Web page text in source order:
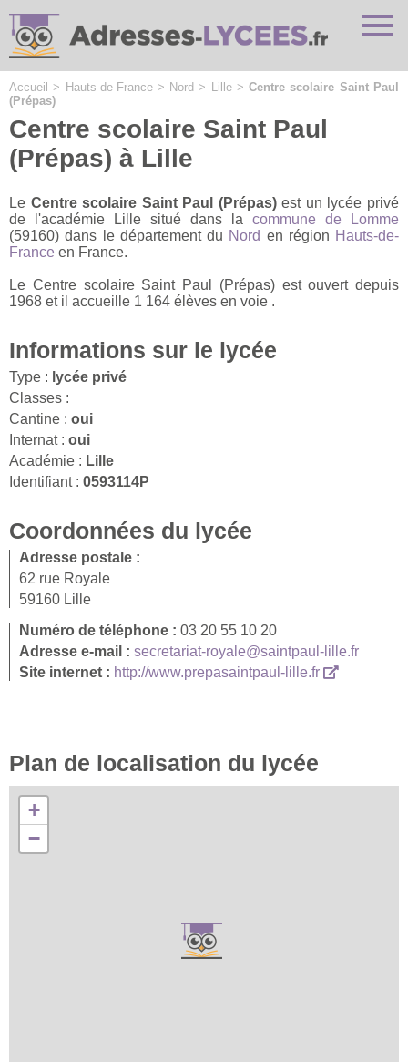
Accueil > Hauts-de-France> Nord > Lille>Centre scolaire Saint Paul
(Prépas)
Centre scolaire Saint Paul
(Prépas) à Lille
Le Centre scolaire Saint Paul (Prépas)est un lycée privé
de l'académie Lille situé dans la commune de Lomme
(59160) dans le département du Nord en région Hauts-de-
France en France.
Le Centre scolaire Saint Paul (Prépas) est ouvert depuis
1968 et il accueille 1 164 élèves en voie .
Informations sur le lycée
Type : lycée privé
Classes :
Cantine : oui
Internat : oui
Académie : Lille
Identifiant : 0593114P
Coordonnées du lycée
Adresse postale :
62 rue Royale
59160 Lille
Numéro de téléphone : 03 20 55 10 20
Adresse e-mail : secretariat-royale@saintpaul-lille.fr
Site internet : http://www.prepasaintpaul-lille.fr
Plan de localisation du lycée
+
−